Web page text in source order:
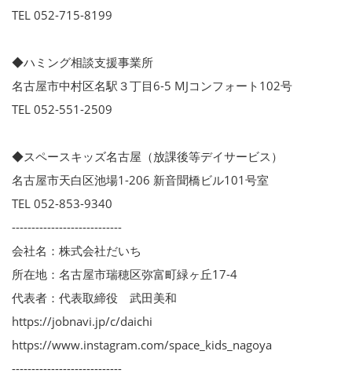
TEL 052-715-8199
◆ハミング相談支援事業所
名古屋市中村区名駅３丁目6-5 MJコンフォート102号
TEL 052-551-2509
◆スペースキッズ名古屋（放課後等デイサービス）
名古屋市天白区池場1-206 新音聞橋ビル101号室
TEL 052-853-9340
----------------------------
会社名：株式会社だいち
所在地：名古屋市瑞穂区弥富町緑ヶ丘17-4
代表者：代表取締役 武田美和
https://jobnavi.jp/c/daichi
https://www.instagram.com/space_kids_nagoya
----------------------------